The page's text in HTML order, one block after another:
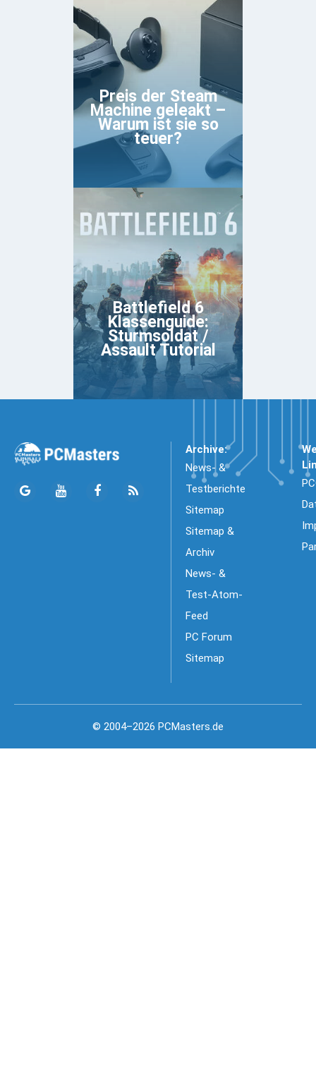
Preis der Steam
Machine geleakt –
Warum ist sie so
teuer?
Battlefield 6
Klassenguide:
Sturmsoldat /
Assault Tutorial
Archive:
News- &
Testberichte
Sitemap
Sitemap &
Archiv
News- &
Test-Atom-
Feed
PC Forum
Sitemap
© 2004–2026 PCMasters.de